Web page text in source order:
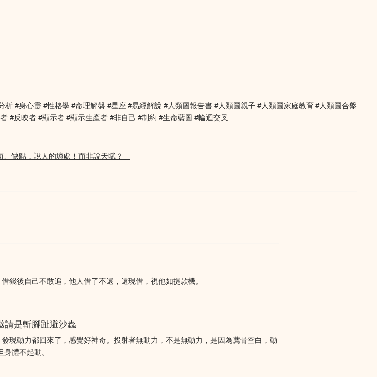
#身心靈 #性格學 #命理解盤 #星座 #易經解說 #人類圖報告書 #人類圖親子 #人類圖家庭教育 #人類圖合盤
#反映者 #顯示者 #顯示生產者 #非自己 #制約 #生命藍圖 #輪迴交叉
缺點，說人的壞處！而非說天賦？」
錢後自己不敢追，他人借了不還，還現借，視他如提款機。
請是斬腳趾避沙蟲
現動力都回來了，感覺好神奇。投射者無動力，不是無動力，是因為薦骨空白，動
體不起動。